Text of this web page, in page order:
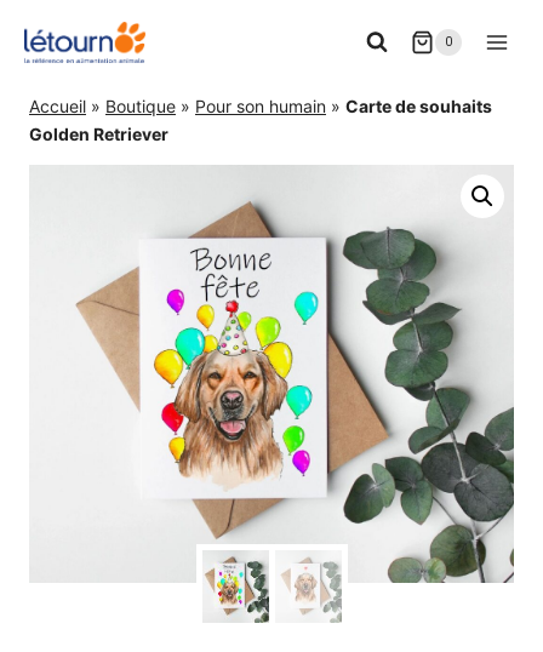
0
Accueil » Boutique » Pour son humain » Carte de souhaits
Golden Retriever